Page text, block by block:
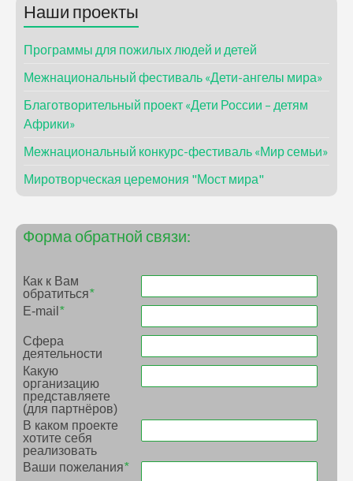
Наши проекты
Программы для пожилых людей и детей
Межнациональный фестиваль «Дети-ангелы мира»
Благотворительный проект «Дети России – детям
Африки»
Межнациональный конкурс-фестиваль «Мир семьи»
Миротворческая церемония "Мост мира"
Форма обратной связи:
Как к Вам
обратиться*
E-mail *
Сфера
деятельности
Какую
организацию
представляете
(для партнёров)
В каком проекте
хотите себя
реализовать
Ваши пожелания*